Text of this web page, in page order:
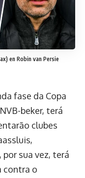
en Robin van Persie
fase da Copa
beker, terá
clubes
sua vez, terá
contra o